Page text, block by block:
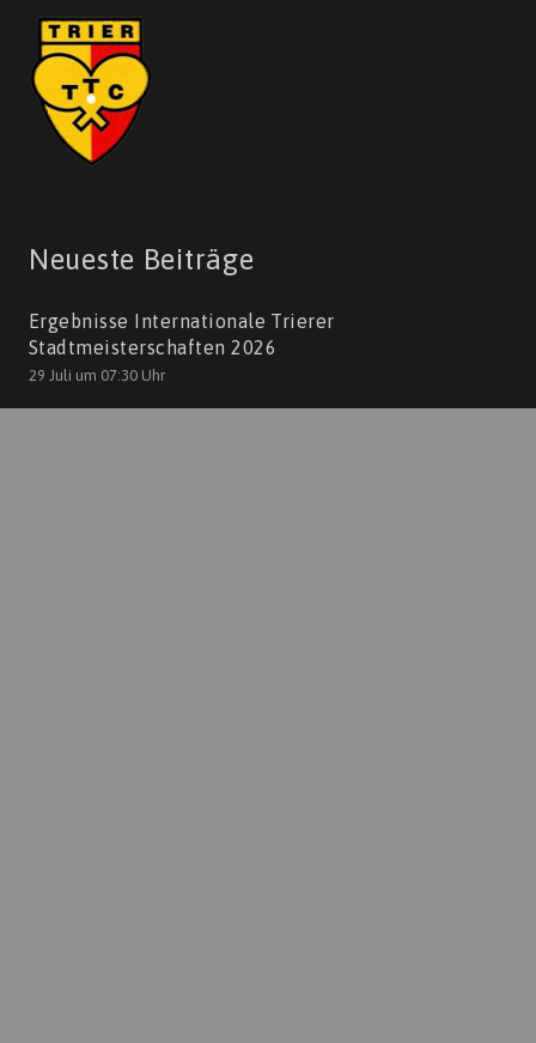
Neueste Beiträge
Ergebnisse Internationale Trierer
Stadtmeisterschaften 2026
29 Juli um 07:30 Uhr